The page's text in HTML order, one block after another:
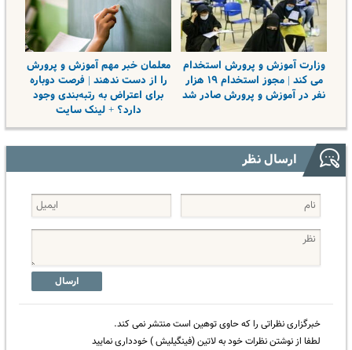
وزارت آموزش و پرورش استخدام
می کند | مجوز استخدام ۱۹ هزار
نفر در آموزش و پرورش صادر شد
معلمان خبر مهم آموزش و پرورش
را از دست ندهند | فرصت دوباره
برای اعتراض به رتبه‌بندی وجود
دارد؟ + لینک سایت
ارسال نظر
ارسال
خبرگزاری نظراتی را که حاوی توهین است منتشر نمی کند.
لطفا از نوشتن نظرات خود به لاتین (فینگیلیش ) خودداری نمایید